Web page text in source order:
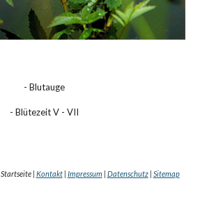
- Blutauge
- Blütezeit V - VII
Startseite | Kontakt| Impressum | Datenschutz| Sitemap